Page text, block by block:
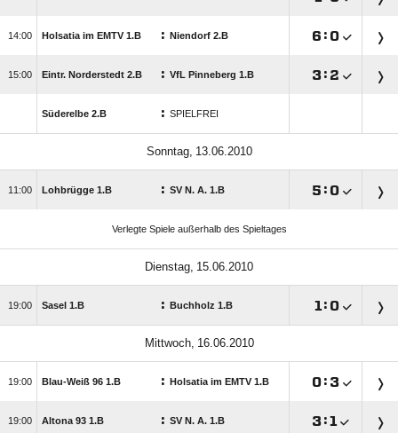
 Holsatia im EMTV 1.B : Niendorf 2.B  : 
 Eintr. Norderstedt 2.B : VfL Pinneberg 1.B : 
Süderelbe 2.B : SPIELFREI
 
 Lohbrügge 1.B : SV N. A. 1.B  : 
Verlegte Spiele außerhalb des Spieltages
 
 Sasel 1.B : Buchholz 1.B  : 
 
 Blau-Weiß 96 1.B : Holsatia im EMTV 1.B : 
 Altona 93 1.B : SV N. A. 1.B :